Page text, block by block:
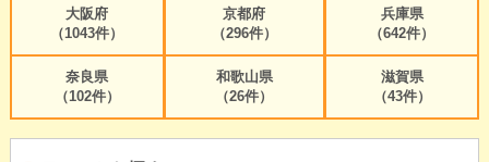
大阪府
（1043件）
京都府
（296件）
兵庫県
（642件）
奈良県
（102件）
和歌山県
（26件）
滋賀県
（43件）